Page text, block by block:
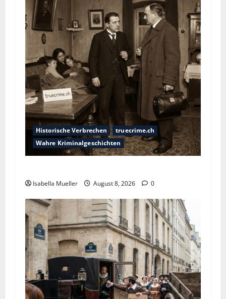
Historische Verbrechen
truecrime.ch
Wahre Kriminalgeschichten
Isabella Mueller August 8, 2026 0